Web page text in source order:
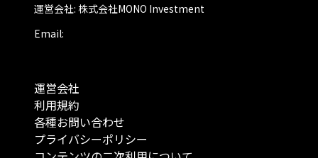
運営会社: 株式会社MONO Investment
Email:
運営会社
利用規約
各種お問い合わせ
プライバシーポリシー